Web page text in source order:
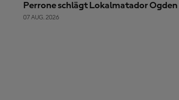
Perrone schlägt Lokalmatador
07 AUG. 2026